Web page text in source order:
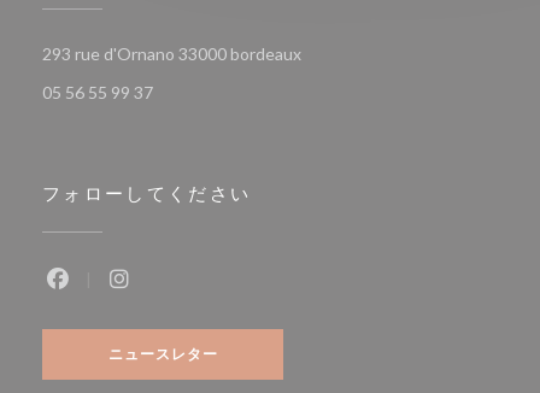
293 rue d'Ornano 33000 bordeaux((新しいウィンドウで開きます))
05 56 55 99 37
フォローしてください
ニュースレター